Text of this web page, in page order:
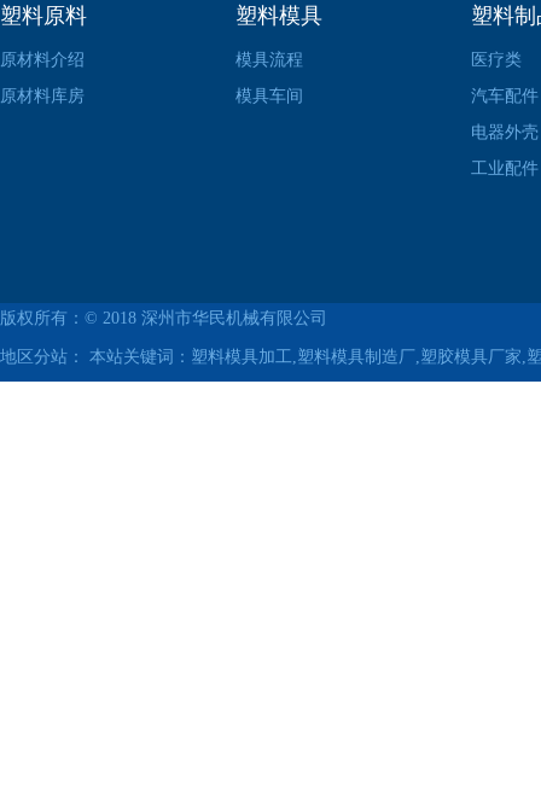
塑料原料
原材料介绍
原材料库房
塑料模具
模具流程
模具车间
塑料制
医疗类
汽车配件
电器外壳
工业配件
版权所有：© 2018 深州市华民机械有限公司
地区分站： 本站关键词：塑料模具加工,塑料模具制造厂,塑胶模具厂家,